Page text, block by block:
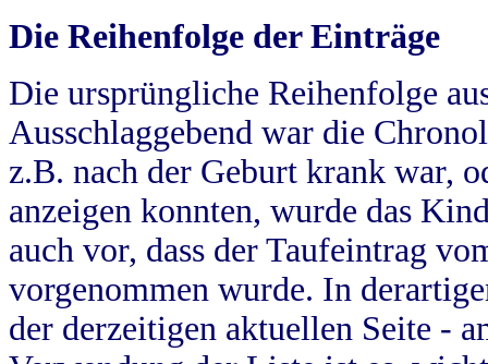
Die Reihenfolge der Einträge
Die ursprüngliche Reihenfolge
Ausschlaggebend war die
z.B. nach der Geburt krank war,
anzeigen konnten, wurde das
auch vor, dass der Taufeintrag
vorgenommen wurde. In
der derzeitigen aktuellen Seite -